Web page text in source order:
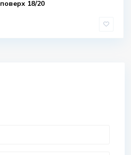
поверх 18/20